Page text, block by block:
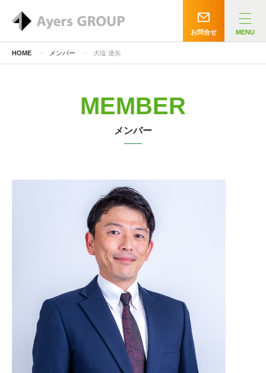
お問合せ MENU
HOME メンバー 大塩 達矢
MEMBER
メンバー